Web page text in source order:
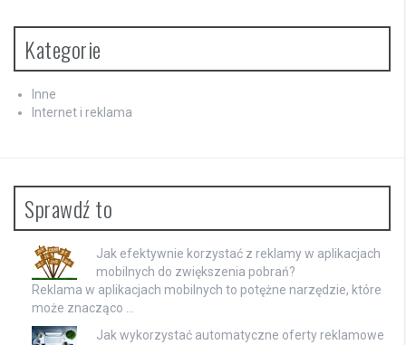
Kategorie
Inne
Internet i reklama
Sprawdź to
Jak efektywnie korzystać z reklamy w aplikacjach
mobilnych do zwiększenia pobrań?
Reklama w aplikacjach mobilnych to potężne narzędzie, które
może znacząco …
Jak wykorzystać automatyczne oferty reklamowe